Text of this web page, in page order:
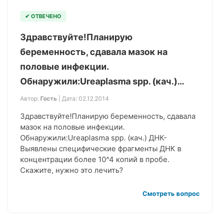
✔ ОТВЕЧЕНО
Здравствуйте!Планирую
беременность, сдавала мазок на
половые инфекции.
Обнаружили:Ureaplasma spp. (кач.)…
Автор: Гость | Дата: 02.12.2014
Здравствуйте!Планирую беременность, сдавала
мазок на половые инфекции.
Обнаружили:Ureaplasma spp. (кач.) ДНК-
Выявлены специфические фрагменты ДНК в
концентрации более 10^4 копий в пробе.
Скажите, нужно это лечить?
Смотреть вопрос